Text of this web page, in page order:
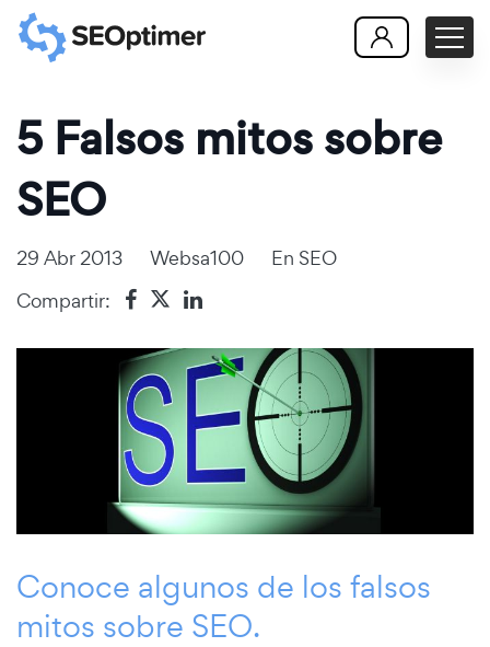
5 Falsos mitos sobre
SEO
29 Abr 2013 Websa100 En SEO
Compartir:
Conoce algunos de los falsos
mitos sobre SEO.